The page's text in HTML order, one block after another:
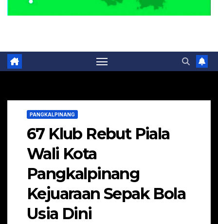
PANGKALPINANG
67 Klub Rebut Piala
Wali Kota
Pangkalpinang
Kejuaraan Sepak Bola
Usia Dini